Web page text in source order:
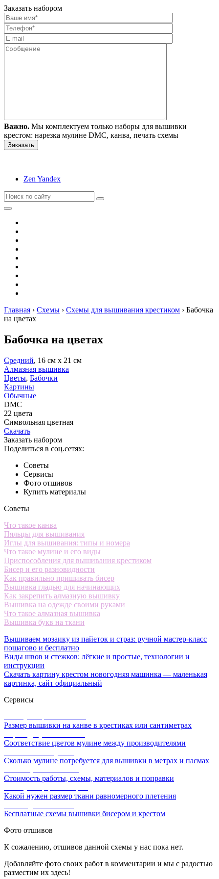
Заказать набором
Важно. Мы комплектуем только наборы для вышивки
крестом: нарезка мулине DMC, канва, печать схемы
Zen Yandex
Главная › Схемы › Схемы для вышивания крестиком › Бабочка
на цветах
Бабочка на цветах
Средний, 16 см х 21 см
Алмазная вышивка
Цветы, Бабочки
Картины
Обычные
DMC
22 цвета
Символьная цветная
Скачать
Заказать набором
Поделиться в соц.сетях:
Советы
Сервисы
Фото отшивов
Купить материалы
Советы
Что такое канва
Пяльцы для вышивания
Иглы для вышивания: типы и номера
Что такое мулине и его виды
Приспособления для вышивания крестиком
Бисер и его разновидности
Как правильно пришивать бисер
Вышивка гладью для начинающих
Как закрепить алмазную вышивку
Вышивка на одежде своими руками
Что такое алмазная вышивка
Вышивка букв на ткани
Вышиваем мозаику из пайеток и страз: ручной мастер-класс
пошагово и бесплатно
Виды швов и стежков: лёгкие и простые, технологии и
инструкции
Скачать картину крестом новогодняя машинка — маленькая
картинка, сайт официальный
Сервисы
Размер вышивки на канве в крестиках или сантиметрах
Соответствие цветов мулине между производителями
Сколько мулине потребуется для вышивки в метрах и пасмах
Стоимость работы, схемы, материалов и поправки
Какой нужен размер ткани равномерного плетения
Бесплатные схемы вышивки бисером и крестом
Фото отшивов
К сожалению, отшивов данной схемы у нас пока нет.
Добавляйте фото своих работ в комментарии и мы с радостью
разместим их здесь!